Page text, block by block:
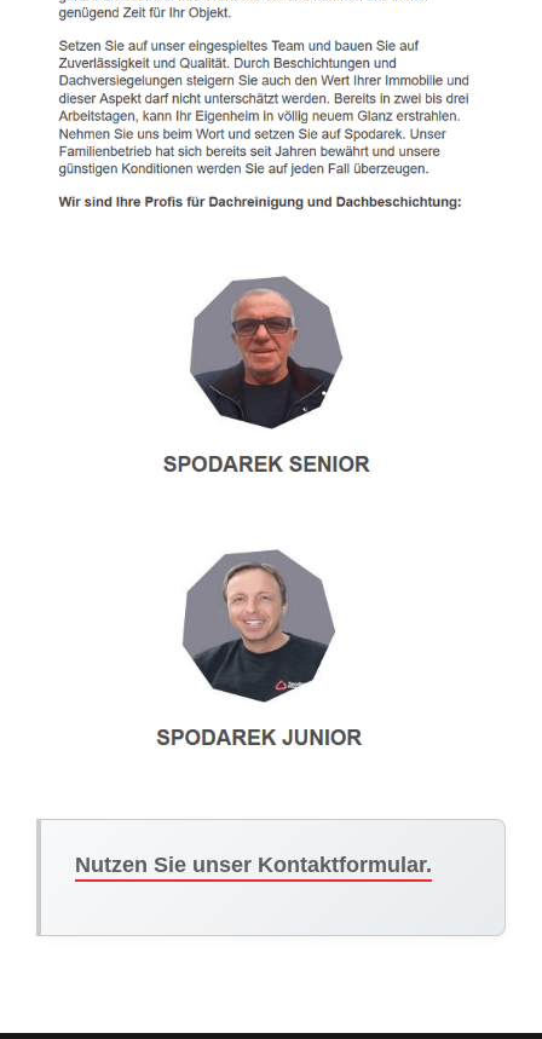
Nutzen Sie unser Kontaktformular.